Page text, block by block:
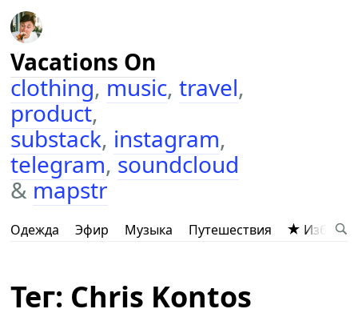
Vacations On
clothing,music,travel,
product,
substack, instagram,
telegram,soundcloud
&mapstr
Одежда Эфир Музыка Путешествия
Тег: Chris Kontos